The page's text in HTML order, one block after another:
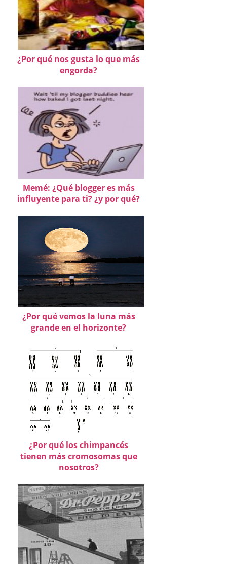
¿Por qué nos gusta lo que más
engorda?
Memé: ¿Qué blogger es más
influyente para ti? ¿y por qué?
¿Por qué vemos la luna más
grande en el horizonte?
¿Por qué los chimpancés
tienen más cromosomas que
nosotros?